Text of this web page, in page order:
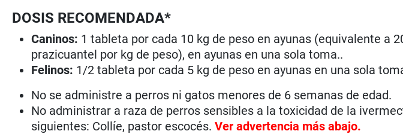
DOSIS RECOMENDADA*
Caninos: 1 tableta por cada 10 kg de peso en ayunas (equivalente a
prazicuantel por kg de peso), en ayunas en una sola toma..
Felinos: 1/2 tableta por cada 5 kg de peso en ayunas en una sola
No se administre a perros ni gatos menores de 6 semanas de edad.
No administrar a raza de perros sensibles a la toxicidad de la
siguientes: Collíe, pastor escocés.Ver advertencia más abajo.